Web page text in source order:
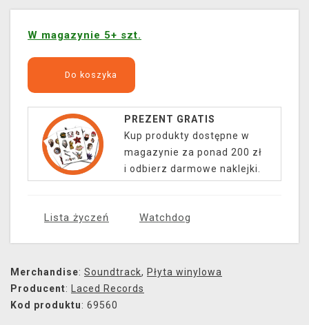
W magazynie 5+ szt.
Do koszyka
PREZENT GRATIS
Kup produkty dostępne w
magazynie za ponad 200 zł
i odbierz darmowe naklejki.
Lista życzeń Watchdog
Merchandise: Soundtrack, Płyta winylowa
Producent: Laced Records
Kod produktu: 69560